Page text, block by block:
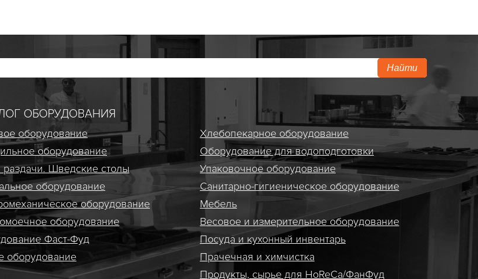
Найти
ОБОРУДОВАНИЯ
оборудование
оборудование
Шведские столы
оборудование
оборудование
оборудование
Фаст-Фуд
оборудование
Хлебопекарное оборудование
Оборудование для водоподготовки
Упаковочное оборудование
Санитарно-гигиеническое оборудование
Мебель
Весовое и измерительное оборудование
Посуда и кухонный инвентарь
Прачечная и химчистка
Продукты, сырье для HoReCa/ФанФуд